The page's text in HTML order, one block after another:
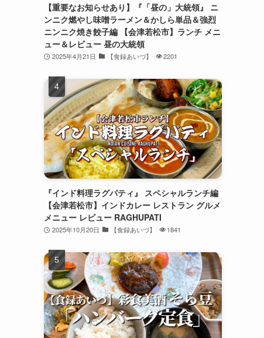
【重要なお知らせあり】『「昼の」大統領』 ニ
ンニク燃やし味噌ラーメン＆かしら単品＆強烈
ニンニク焼き餃子編 【会津若松市】ランチ メニ
ュー＆レビュー 昼の大統領
2025年4月21日 【食録あいづ】 2201
『インド料理ラグパティ』 スペシャルランチ編
【会津若松市】インドカレー レストラン グルメ
メニュー レビュー RAGHUPATI
2025年10月20日 【食録あいづ】 1841